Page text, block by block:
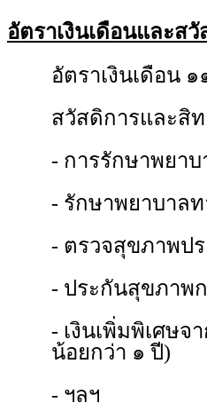
อัตราเงินเดือนและส
อัตราเงินเดือน
สวัสดิการและสิ
- การรักษาพยา
- รักษาพยาบาล
- ตรวจสุขภาพปร
- ประกันสุขภาพ
- เงินเพิ่มพิเศษ
น้อยกว่า ๑ ปี)
- ฯลฯ